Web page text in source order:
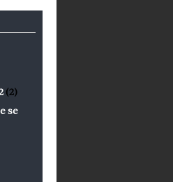
(2)
se